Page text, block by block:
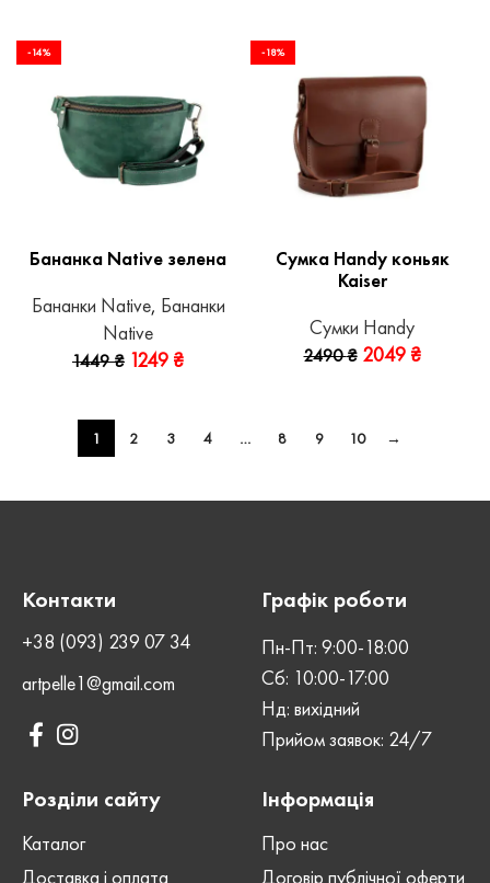
-14%
Бананка Native зелена
Бананки Native, Бананки
Native
1449₴ 1249 ₴
-18%
Сумка Handy коньяк
Kaiser
Сумки Handy
2490₴ 2049 ₴
1 2 3 4 … 8 9 10 →
Контакти
+38 (093) 239 07 34
artpelle1@gmail.com
Графік роботи
Пн-Пт: 9:00-18:00
Сб: 10:00-17:00
Нд: вихідний
Прийом заявок: 24/7
Розділи сайту
Каталог
Доставка і оплата
Інформація
Про нас
Договір публічної оферти